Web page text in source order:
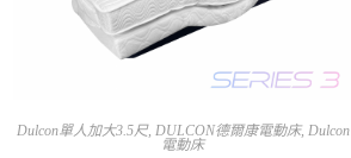
Dulcon單人加大3.5尺, DULCON德爾康電動床, Dulcon
電動床